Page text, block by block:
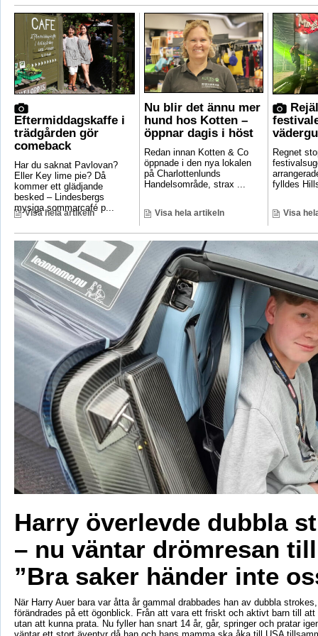
Eftermiddagskaffe i
trädgården gör
comeback
Har du saknat Pavlovan?
Eller Key lime pie? Då
kommer ett glädjande
besked – Lindesbergs
mysiga sommarcafé p...
Visa hela artikeln
Nu blir det ännu mer
hund hos Kotten –
öppnar dagis i höst
Redan innan Kotten & Co
öppnade i den nya lokalen
på Charlottenlunds
Handelsområde, strax ...
Visa hela artikeln
Regnet
fylldes
Visa
Harry överlevde dubbla
– nu väntar drömresan
”Bra saker händer inte
När Harry Auer bara var åtta år gammal drabbades han av dubbla
förändrades på ett ögonblick. Från att vara ett friskt och aktivt barn till
utan att kunna prata. Nu fyller han snart 14 år, går, springer och pratar